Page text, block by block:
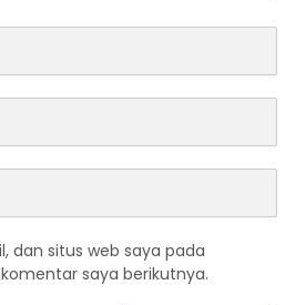
dan situs web saya pada
saya berikutnya.